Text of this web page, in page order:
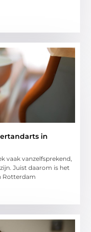
in
vaak vanzelfsprekend,
Juist daarom is het
Rotterdam